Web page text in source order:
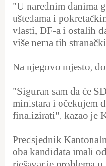
"U narednim danima
uštedama i
vlasti, DF-a i ostalih
više nema tih
Na njegovo mjesto,
"Siguran sam da će
ministara i očekujem
finalizirati", kazao je
Predsjednik
oba kandidata imali